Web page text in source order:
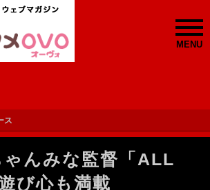
MENU
ス
んみな監督「ALL
び心も満載